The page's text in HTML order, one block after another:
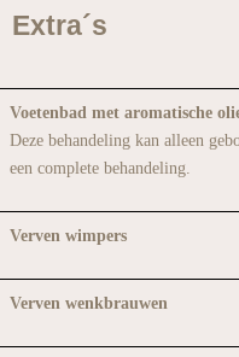
Extra´s
Voetenbad met aromatische
Deze behandeling kan alleen
een complete behandeling.
Verven wimpers
Verven wenkbrauwen